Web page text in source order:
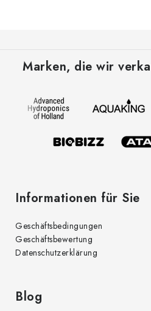
Marken, die wir
Informationen für Sie
Geschäftsbedingungen
Geschäftsbewertung
Datenschutzerklärung
Blog